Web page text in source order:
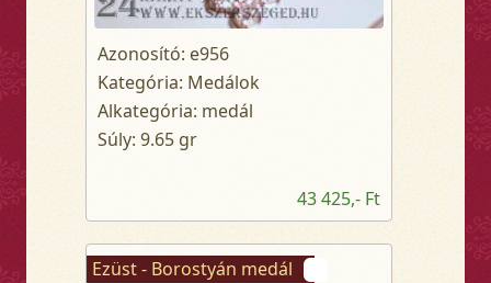
Azonosító: e956
Kategória: Medálok
Alkategória: medál
Súly: 9.65 gr
43 425,- Ft
Ezüst - Borostyán medál